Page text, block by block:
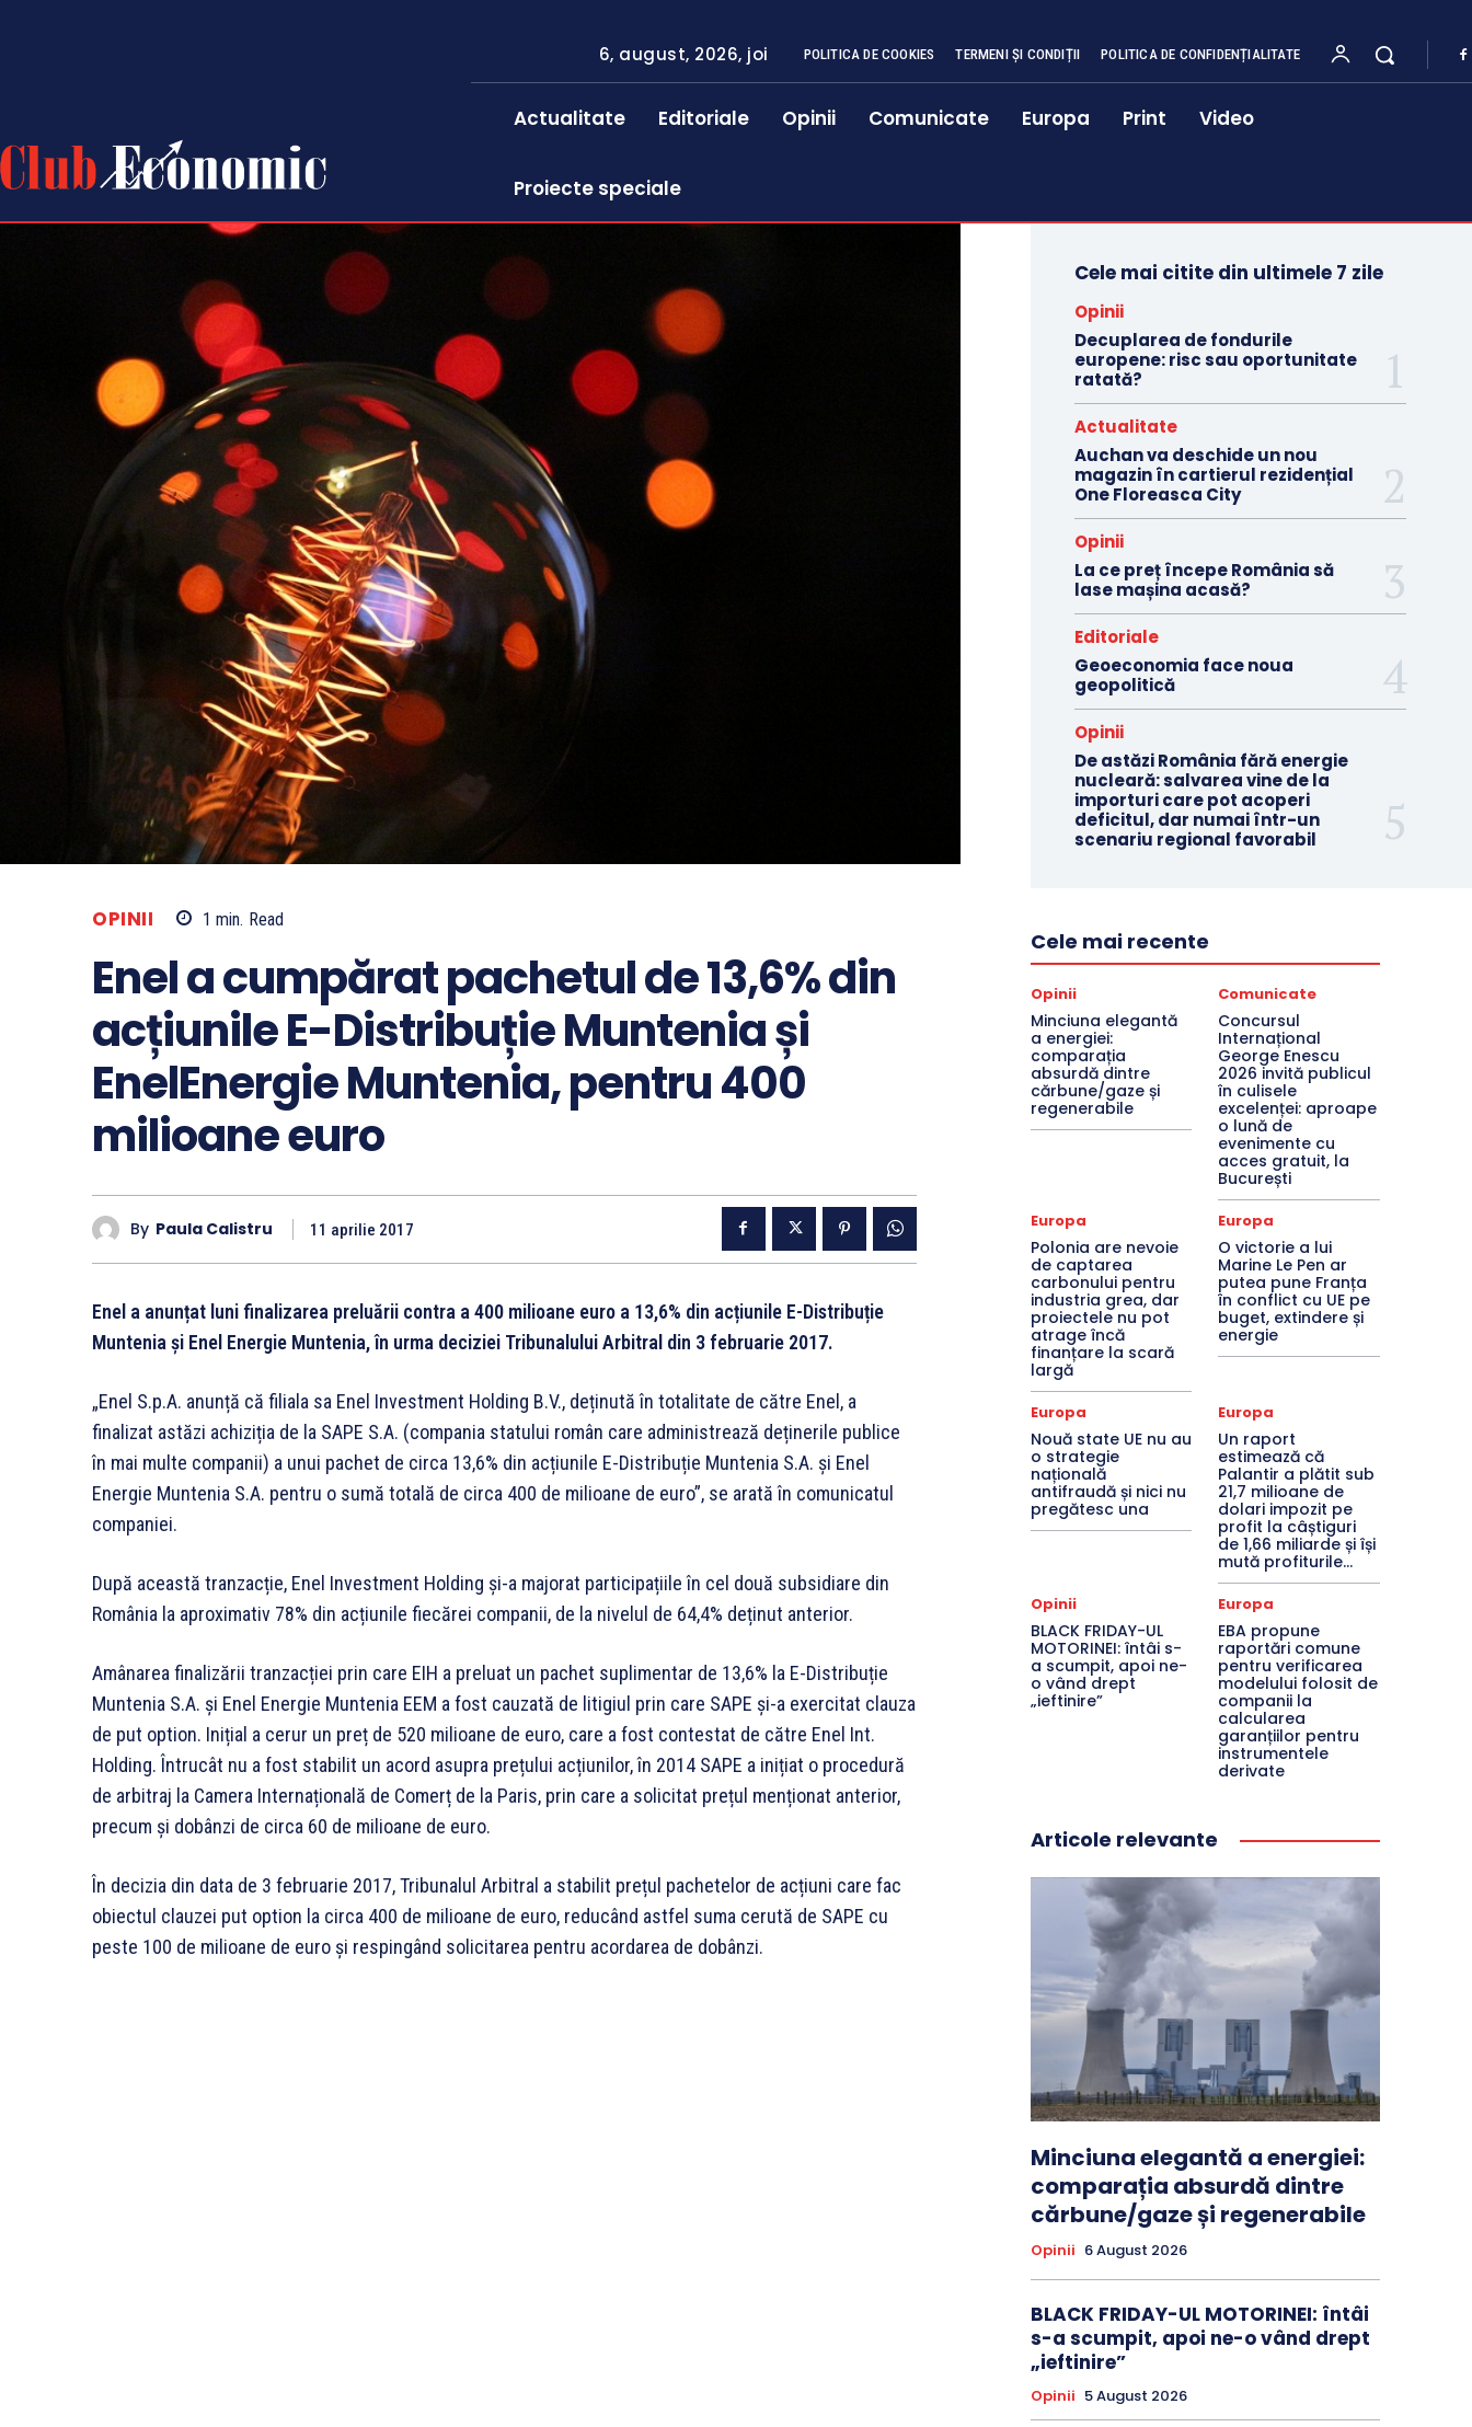
6, august, 2026, joi POLITICA DE COOKIES TERMENI ȘI CONDIȚII POLITICA DE CONFIDENȚIALITATE
Actualitate Editoriale Opinii Comunicate Europa Print Video
Proiecte speciale
OPINII 1 min. Read
Enel a cumpărat pachetul de 13,6% din
acțiunile E-Distribuție Muntenia și
EnelEnergie Muntenia, pentru 400
milioane euro
By Paula Calistru 11 aprilie 2017
Enel a anunțat luni finalizarea preluării contra a 400 milioane euro a 13,6% din acțiunile E-Distribuție
Muntenia și Enel Energie Muntenia, în urma deciziei Tribunalului Arbitral din 3 februarie 2017.
„Enel S.p.A. anunță că filiala sa Enel Investment Holding B.V., deținută în totalitate de către Enel, a
finalizat astăzi achiziția de la SAPE S.A. (compania statului român care administrează deținerile publice
în mai multe companii) a unui pachet de circa 13,6% din acțiunile E-Distribuție Muntenia S.A. și Enel
Energie Muntenia S.A. pentru o sumă totală de circa 400 de milioane de euro”, se arată în comunicatul
companiei.
După această tranzacție, Enel Investment Holding și-a majorat participațiile în cel două subsidiare din
România la aproximativ 78% din acțiunile fiecărei companii, de la nivelul de 64,4% deținut anterior.
Amânarea finalizării tranzacției prin care EIH a preluat un pachet suplimentar de 13,6% la E-Distribuție
Muntenia S.A. și Enel Energie Muntenia EEM a fost cauzată de litigiul prin care SAPE și-a exercitat clauza
de put option. Inițial a cerur un preț de 520 milioane de euro, care a fost contestat de către Enel Int.
Holding. Întrucât nu a fost stabilit un acord asupra prețului acțiunilor, în 2014 SAPE a inițiat o procedură
de arbitraj la Camera Internațională de Comerț de la Paris, prin care a solicitat prețul menționat anterior,
precum și dobânzi de circa 60 de milioane de euro.
În decizia din data de 3 februarie 2017, Tribunalul Arbitral a stabilit prețul pachetelor de acțiuni care fac
obiectul clauzei put option la circa 400 de milioane de euro, reducând astfel suma cerută de SAPE cu
peste 100 de milioane de euro și respingând solicitarea pentru acordarea de dobânzi.
Cele mai citite din ultimele 7 zile
Opinii
Decuplarea de fondurile
europene: risc sau oportunitate
ratată?
Actualitate
Auchan va deschide un nou
magazin în cartierul rezidențial
One Floreasca City
Opinii
La ce preț începe România să
lase mașina acasă?
Editoriale
Geoeconomia face noua
geopolitică
Opinii
De astăzi România fără energie
nucleară: salvarea vine de la
importuri care pot acoperi
deficitul, dar numai într-un
scenariu regional favorabil
Cele mai recente
Opinii
Minciuna elegantă
a energiei:
comparația
absurdă dintre
cărbune/gaze și
regenerabile
Comunicate
Concursul
Internațional
George Enescu
2026 invită publicul
în culisele
excelenței: aproape
o lună de
evenimente cu
acces gratuit, la
București
Europa
Polonia are nevoie
de captarea
carbonului pentru
industria grea, dar
proiectele nu pot
atrage încă
finanțare la scară
largă
Europa
O victorie a lui
Marine Le Pen ar
putea pune Franța
în conflict cu UE pe
buget, extindere și
energie
Europa
Nouă state UE nu au
o strategie
națională
antifraudă și nici nu
pregătesc una
Europa
Un raport
estimează că
Palantir a plătit sub
21,7 milioane de
dolari impozit pe
profit la câștiguri
de 1,66 miliarde și își
mută profiturile...
Opinii
BLACK FRIDAY-UL
MOTORINEI: întâi s-
a scumpit, apoi ne-
o vând drept
„ieftinire”
Europa
EBA propune
raportări comune
pentru verificarea
modelului folosit de
companii la
calcularea
garanțiilor pentru
instrumentele
derivate
Articole relevante
Minciuna elegantă a energiei:
comparația absurdă dintre
cărbune/gaze și regenerabile
Opinii 6 August 2026
BLACK FRIDAY-UL MOTORINEI: întâi
s-a scumpit, apoi ne-o vând drept
„ieftinire”
Opinii 5 August 2026